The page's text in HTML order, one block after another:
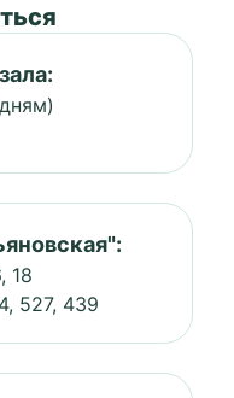
18
527, 439